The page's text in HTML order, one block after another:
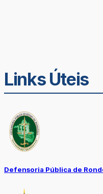
Links Úteis
Defensoria Pública de